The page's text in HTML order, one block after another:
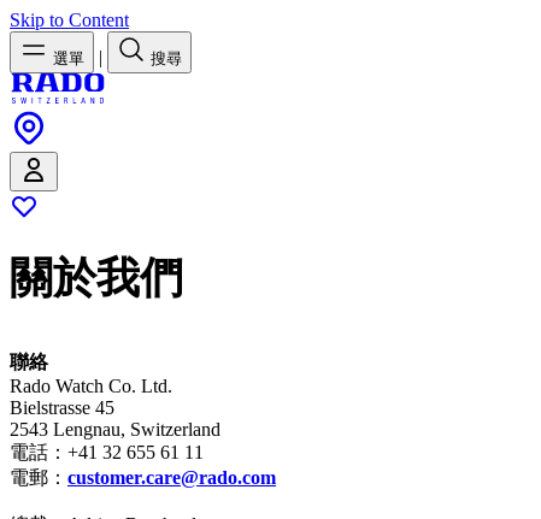
Skip to Content
選單 | 搜尋
關於我們
聯絡
Rado Watch Co. Ltd.
Bielstrasse 45
2543 Lengnau, Switzerland
電話：+41 32 655 61 11
電郵： customer.care@rado.com